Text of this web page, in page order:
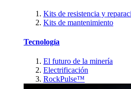
Kits de resistencia y
Kits de mantenimiento
Tecnología
El futuro de la minería
Electrificación
RockPulse™